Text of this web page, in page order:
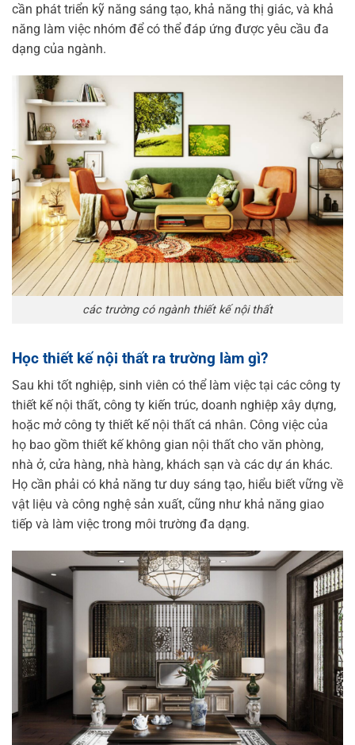
cần phát triển kỹ năng sáng tạo, khả năng thị giác, và khả
năng làm việc nhóm để có thể đáp ứng được yêu cầu đa
dạng của ngành.
các trường có ngành thiết kế nội thất
Học thiết kế nội thất ra trường làm gì?
Sau khi tốt nghiệp, sinh viên có thể làm việc tại các công ty
thiết kế nội thất, công ty kiến trúc, doanh nghiệp xây dựng,
hoặc mở công ty thiết kế nội thất cá nhân. Công việc của
họ bao gồm thiết kế không gian nội thất cho văn phòng,
nhà ở, cửa hàng, nhà hàng, khách sạn và các dự án khác.
Họ cần phải có khả năng tư duy sáng tạo, hiểu biết vững về
vật liệu và công nghệ sản xuất, cũng như khả năng giao
tiếp và làm việc trong môi trường đa dạng.